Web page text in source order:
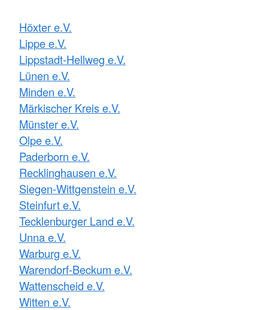
Höxter e.V.
Lippe e.V.
Lippstadt-Hellweg e.V.
Lünen e.V.
Minden e.V.
Märkischer Kreis e.V.
Münster e.V.
Olpe e.V.
Paderborn e.V.
Recklinghausen e.V.
Siegen-Wittgenstein e.V.
Steinfurt e.V.
Tecklenburger Land e.V.
Unna e.V.
Warburg e.V.
Warendorf-Beckum e.V.
Wattenscheid e.V.
Witten e.V.